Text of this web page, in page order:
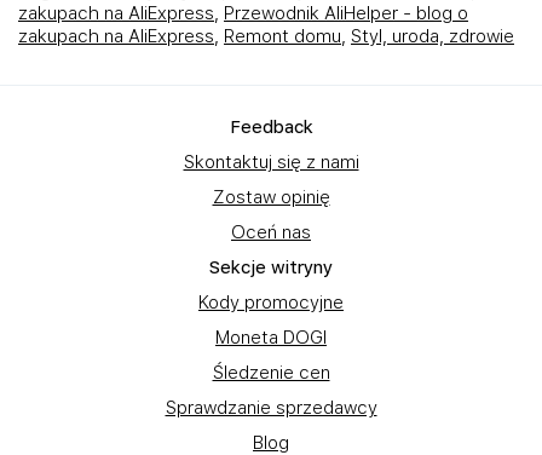
zakupach na AliExpress, Przewodnik AliHelper - blog o
zakupach na AliExpress, Remont domu, Styl, uroda, zdrowie
Feedback
Skontaktuj się z nami
Zostaw opinię
Oceń nas
Sekcje witryny
Kody promocyjne
Moneta DOGI
Śledzenie cen
Sprawdzanie sprzedawcy
Blog